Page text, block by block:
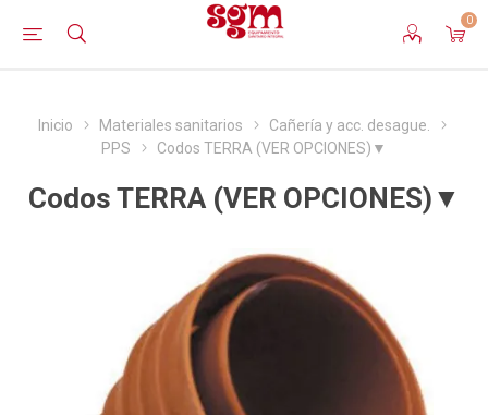
0
Inicio Materiales sanitarios
Cañería y acc. desague.
PPS
Codos TERRA (VER OPCIONES)▼
Codos TERRA (VER OPCIONES)▼